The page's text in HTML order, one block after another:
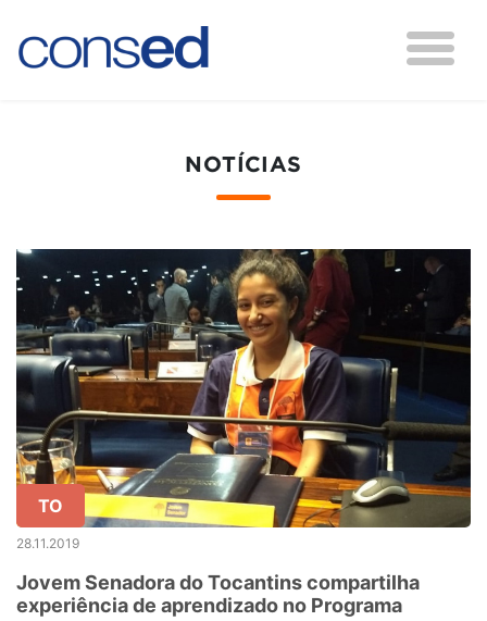
NOTÍCIAS
TO
28.11.2019
Jovem Senadora do Tocantins compartilha
experiência de aprendizado no Programa